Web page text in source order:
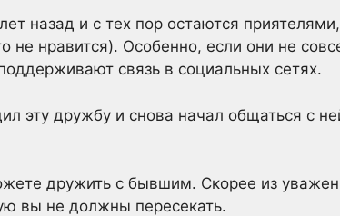
назад и с тех пор остаются
не нравится). Особенно, если они не
связь в социальных сетях.
эту дружбу и снова начал общаться с
дружить с бывшим. Скорее из
вы не должны пересекать.